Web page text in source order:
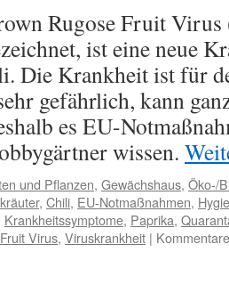
Rugose Fruit
ist eine neue
Die Krankheit ist für
gefährlich, kann
es EU-
wissen.
und Pflanzen, Gewächshaus, Öko-/
, Chili, EU-Notmaßnahmen,
Krankheitssymptome, Paprika,
Virus, Viruskrankheit |